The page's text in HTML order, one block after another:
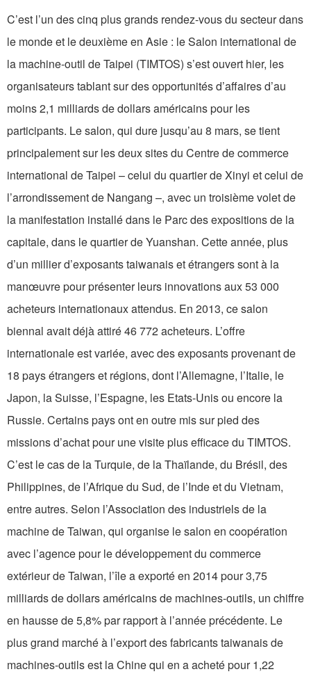
C’est l’un des cinq plus grands rendez-vous du secteur dans
le monde et le deuxième en Asie : le Salon international de
la machine-outil de Taipei (TIMTOS) s’est ouvert hier, les
organisateurs tablant sur des opportunités d’affaires d’au
moins 2,1 milliards de dollars américains pour les
participants. Le salon, qui dure jusqu’au 8 mars, se tient
principalement sur les deux sites du Centre de commerce
international de Taipei – celui du quartier de Xinyi et celui de
l’arrondissement de Nangang –, avec un troisième volet de
la manifestation installé dans le Parc des expositions de la
capitale, dans le quartier de Yuanshan. Cette année, plus
d’un millier d’exposants taiwanais et étrangers sont à la
manœuvre pour présenter leurs innovations aux 53 000
acheteurs internationaux attendus. En 2013, ce salon
biennal avait déjà attiré 46 772 acheteurs. L’offre
internationale est variée, avec des exposants provenant de
18 pays étrangers et régions, dont l’Allemagne, l’Italie, le
Japon, la Suisse, l’Espagne, les Etats-Unis ou encore la
Russie. Certains pays ont en outre mis sur pied des
missions d’achat pour une visite plus efficace du TIMTOS.
C’est le cas de la Turquie, de la Thaïlande, du Brésil, des
Philippines, de l’Afrique du Sud, de l’Inde et du Vietnam,
entre autres. Selon l’Association des industriels de la
machine de Taiwan, qui organise le salon en coopération
avec l’agence pour le développement du commerce
extérieur de Taiwan, l’île a exporté en 2014 pour 3,75
milliards de dollars américains de machines-outils, un chiffre
en hausse de 5,8% par rapport à l’année précédente. Le
plus grand marché à l’export des fabricants taiwanais de
machines-outils est la Chine qui en a acheté pour 1,22